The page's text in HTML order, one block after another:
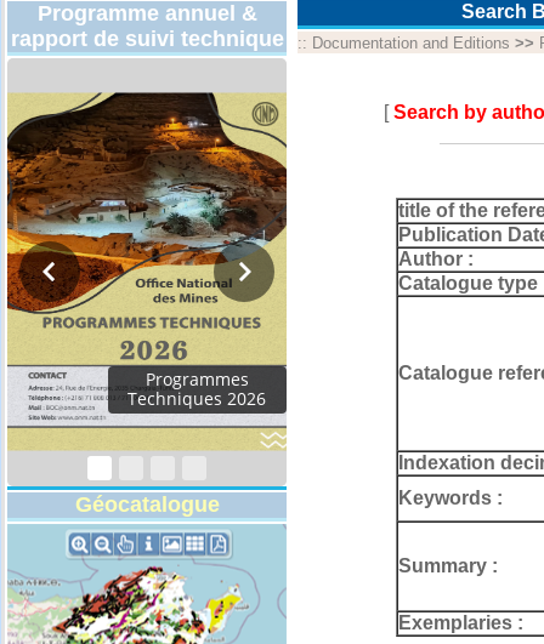
Programme annuel &
rapport de suivi technique
Géocatalogue
Search
:: Documentation and Editions >>
[Search by
title of the
Publication
Author :
Catalogue type
Catalogue
Indexation
Keywords :
Summary :
Exemplaries :